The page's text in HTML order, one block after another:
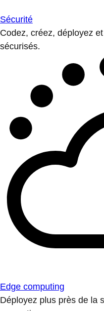
Sécurité
Codez, créez, déployez
sécurisés.
Edge computing
Déployez plus près de la